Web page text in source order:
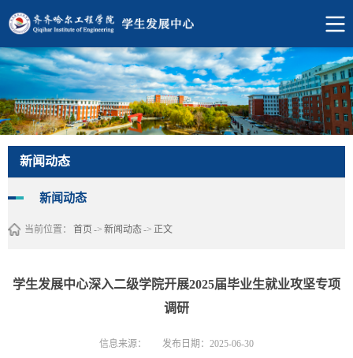
新闻动态
新闻动态
当前位置： 首页 -> 新闻动态-> 正文
学生发展中心深入二级学院开展2025届毕业生就业攻坚专项
调研
信息来源： 发布日期：2025-06-30